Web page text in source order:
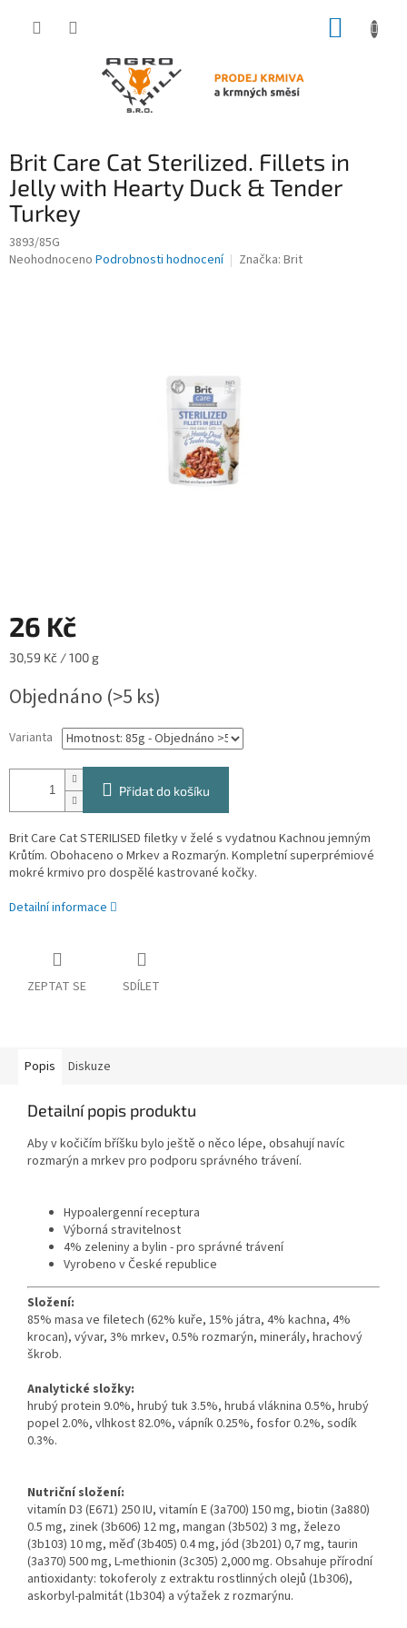
Brit Care Cat Sterilized. Fillets in
Jelly with Hearty Duck & Tender
Turkey
3893/85G
Průměrné
Neohodnoceno Podrobnosti hodnocení Značka: Brit
26 Kč
Měrná
30,59 Kč / 100 g
Objednáno (>5 ks)
Varianta
Přidat do košíku
Brit Care Cat STERILISED filetky v želé s vydatnou Kachnou jemným
Krůtím. Obohaceno o Mrkev a Rozmarýn. Kompletní superprémiové
mokré krmivo pro dospělé kastrované kočky.
Detailní informace
ZEPTAT SE SDÍLET
Popis Diskuze
Detailní popis produktu
Aby v kočičím bříšku bylo ještě o něco lépe, obsahují navíc
rozmarýn a mrkev pro podporu správného trávení.
Hypoalergenní receptura
Výborná stravitelnost
4% zeleniny a bylin - pro správné trávení
Vyrobeno v České republice
Složení:
85% masa ve filetech (62% kuře, 15% játra, 4% kachna, 4%
krocan), vývar, 3% mrkev, 0.5% rozmarýn, minerály, hrachový
škrob.
Analytické složky:
hrubý protein 9.0%, hrubý tuk 3.5%, hrubá vláknina 0.5%, hrubý
popel 2.0%, vlhkost 82.0%, vápník 0.25%, fosfor 0.2%, sodík
0.3%.
Nutriční složení:
vitamín D3 (E671) 250 IU, vitamín E (3a700) 150 mg, biotin (3a880)
0.5 mg, zinek (3b606) 12 mg, mangan (3b502) 3 mg, železo
(3b103) 10 mg, měď (3b405) 0.4 mg, jód (3b201) 0,7 mg, taurin
(3a370) 500 mg, L-methionin (3c305) 2,000 mg. Obsahuje přírodní
antioxidanty: tokoferoly z extraktu rostlinných olejů (1b306),
askorbyl-palmitát (1b304) a výtažek z rozmarýnu.